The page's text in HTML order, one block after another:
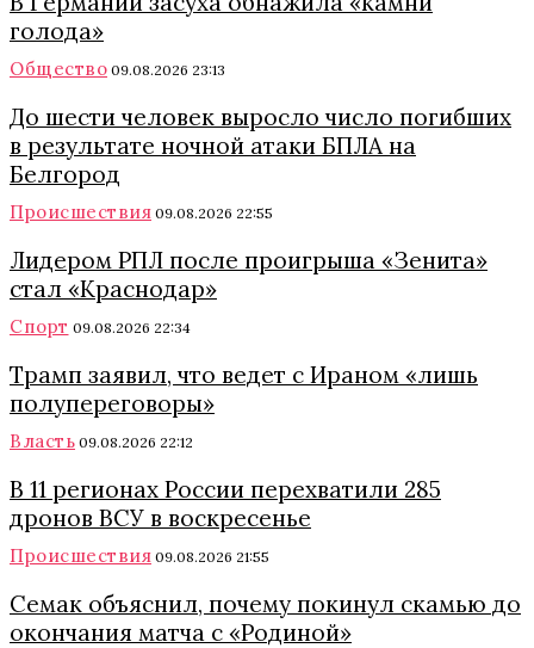
голода»
Общество 09.08.2026 23:13
До шести человек выросло число погибших
в результате ночной атаки БПЛА на
Белгород
Происшествия 09.08.2026 22:55
Лидером РПЛ после проигрыша «Зенита»
стал «Краснодар»
Спорт 09.08.2026 22:34
Трамп заявил, что ведет с Ираном «лишь
полупереговоры»
Власть 09.08.2026 22:12
В 11 регионах России перехватили 285
дронов ВСУ в воскресенье
Происшествия 09.08.2026 21:55
Семак объяснил, почему покинул скамью до
окончания матча с «Родиной»